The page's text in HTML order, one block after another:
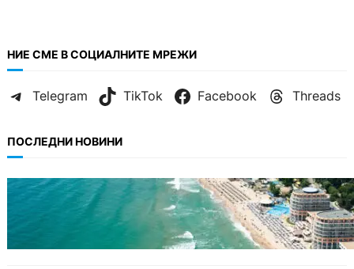
НИЕ СМЕ В СОЦИАЛНИТЕ МРЕЖИ
Telegram TikTok Facebook Threads
ПОСЛЕДНИ НОВИНИ
ИКОНОМИКА
Интерактивна карта показва всички водни
бази по Черноморието